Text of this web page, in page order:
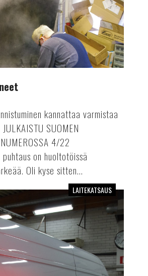
kannattaa varmistaa
SUOMEN
4/22
on huoltotöissä
Oli kyse sitten...
LAITEKATSAUS